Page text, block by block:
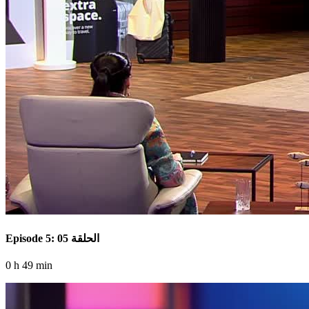
Episode 5: الحلقة 05
0 h 49 min